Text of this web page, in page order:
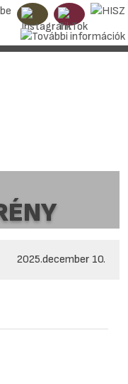
2025.december 10.